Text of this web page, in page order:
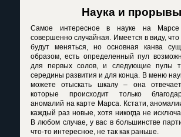
Наука и прорывы
Самое интересное в науке на
совершенно случайная. Имеется в виду, что
будут меняться, но основная канва
образом, есть определенный пул
для первых солов, и следующие пулы
середины развития и для конца. В меню
можете отыскать шкалу – она
которые происходит только
аномалий на карте Марса. Кстати,
каждый раз новые, хотя никогда не
В любом случае, у вас в большинстве
что-то интересное, не так как раньше.